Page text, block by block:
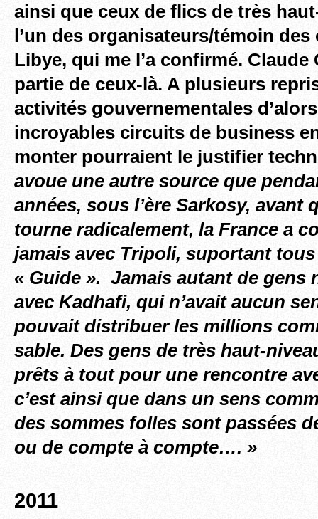
ainsi que ceux de flics de très
l’un des organisateurs/témoin des
Libye, qui me l’a confirmé. Claude
partie de ceux-là. A plusieurs
activités gouvernementales
incroyables circuits de business
monter pourraient le justifier
avoue une autre source que
années, sous l’ère Sarkosy, avant
tourne radicalement, la France a
jamais avec Tripoli, suportant
« Guide ». Jamais autant de gens
avec Kadhafi, qui n’avait aucun
pouvait distribuer les millions
sable. Des gens de très haut-
prêts à tout pour une rencontre
c’est ainsi que dans un sens
des sommes folles sont passées
ou de compte à compte…. »
2011